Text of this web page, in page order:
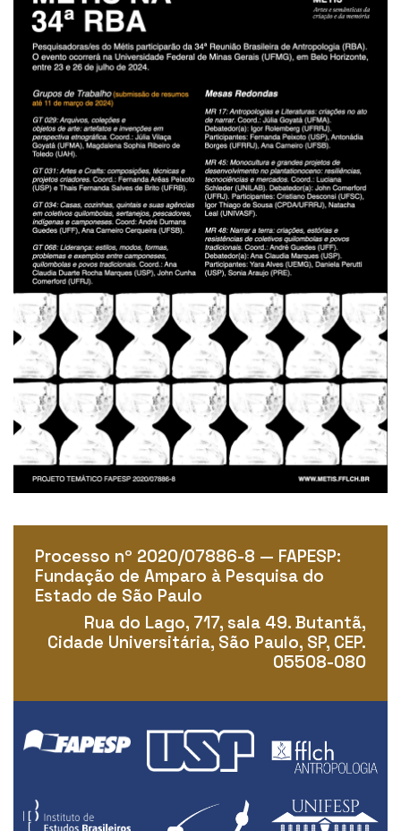
Processo nº 2020/07886-8 — FAPESP:
Fundação de Amparo à Pesquisa do
Estado de São Paulo
Rua do Lago, 717, sala 49. Butantã,
Cidade Universitária, São Paulo, SP, CEP.
05508-080